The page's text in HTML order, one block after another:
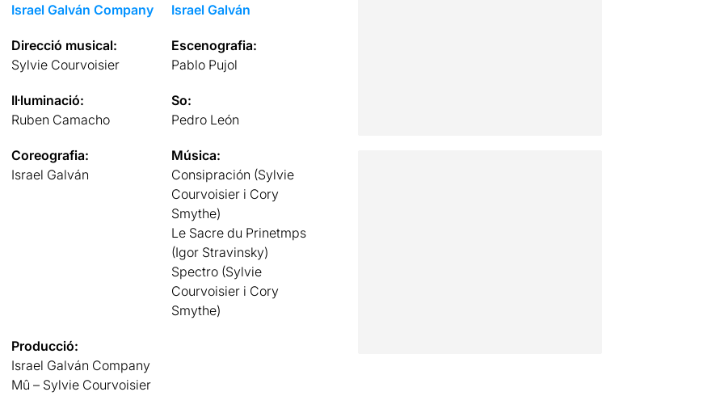
Israel Galván Company
Israel Galván
Direcció musical:
Sylvie Courvoisier
Escenografia:
Pablo Pujol
Il·luminació:
Ruben Camacho
So:
Pedro León
Coreografia:
Israel Galván
Música:
Consipración (Sylvie
Courvoisier i Cory
Smythe)
Le Sacre du Prinetmps
(Igor Stravinsky)
Spectro (Sylvie
Courvoisier i Cory
Smythe)
Producció:
Israel Galván Company
Mû – Sylvie Courvoisier